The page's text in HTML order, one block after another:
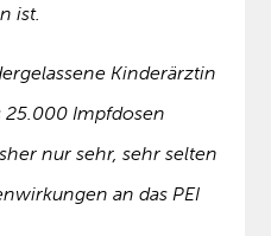
ist.
Kinderärztin
Impfdosen
nur sehr, sehr selten
an das PEI